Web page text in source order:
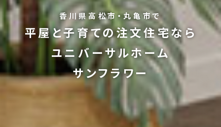
香川県高松市・丸亀市で
平屋と子育ての注文住宅なら
ユニバーサルホーム
サンフラワー